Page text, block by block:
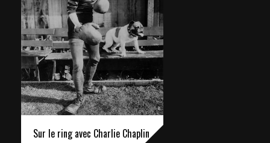
Sur le ring avec Charlie Chaplin